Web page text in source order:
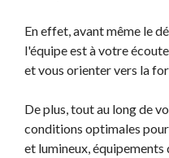
En effet, avant même le
l'équipe est à votre
et vous orienter vers la
De plus, tout au long de
conditions optimales
et lumineux, équipements